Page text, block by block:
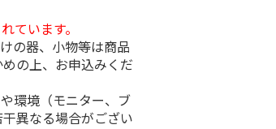
ています。
の器、小物等は商品
の上、お申込みくだ
環境（モニター、ブ
異なる場合がござい